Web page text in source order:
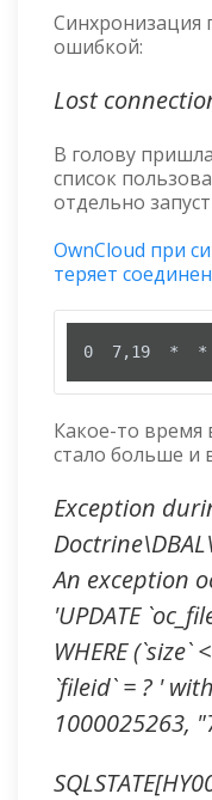
Синхронизация
ошибкой:
Lost
В голову
список
отдельно
OwnCloud при
теряет
0  7,19  *  *
Какое-то время
стало больше и
Exception
An exception
'UPDATE
WHERE (`size`
`fileid` = ? '
1000025263,